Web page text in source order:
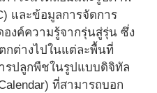
และข้อมูลการจัดการ
องค์ความรู้จากรุ่นสู่รุ่น ซึ่ง
กต่างไปในแต่ละพื้นที่
รปลูกพืชในรูปแบบดิจิทัล
ที่สามารถบอก